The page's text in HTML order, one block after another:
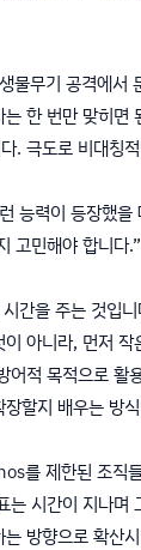
물무기 공격에서
는 한 번만 맞히면
. 극도로 비대칭
능력이 등장했
고민해야 합니다.”
간을 주는 것입
아니라, 먼저
어적 목적으로 활
할지 배우는 방
를 제한된 조직
는 시간이 지나며
방향으로 확산